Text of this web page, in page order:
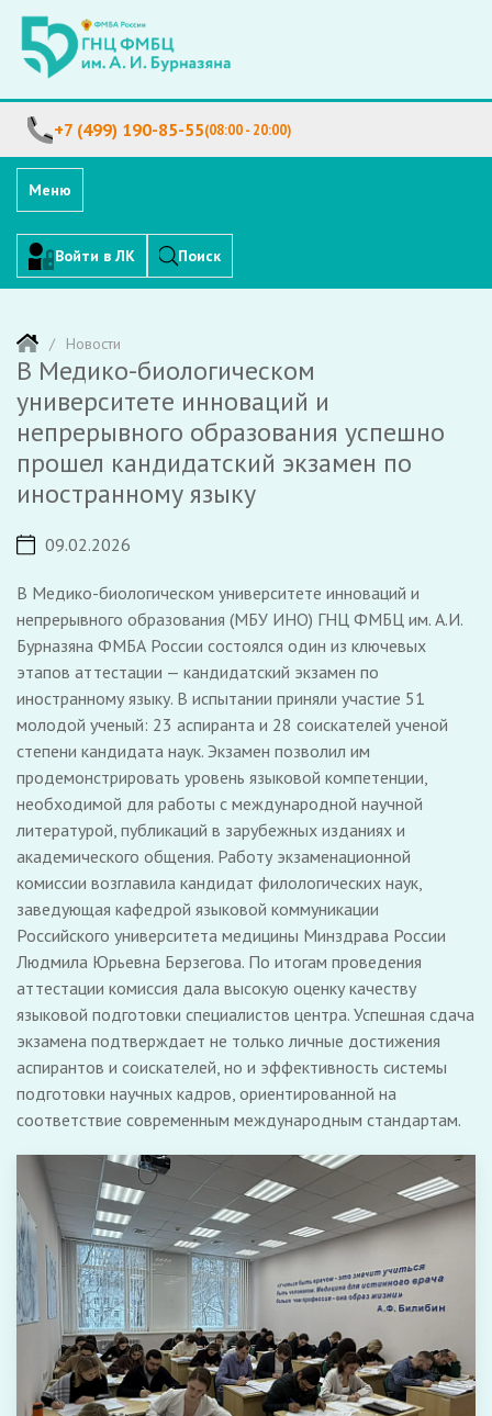
+7 (499) 190-85-55(08:00 - 20:00)
Меню
Войти в ЛК Поиск
Новости
В Медико-биологическом
университете инноваций и
непрерывного образования успешно
прошел кандидатский экзамен по
иностранному языку
09.02.2026
В Медико-биологическом университете инноваций и
непрерывного образования (МБУ ИНО) ГНЦ ФМБЦ им. А.И.
Бурназяна ФМБА России состоялся один из ключевых
этапов аттестации — кандидатский экзамен по
иностранному языку. В испытании приняли участие 51
молодой ученый: 23 аспиранта и 28 соискателей ученой
степени кандидата наук. Экзамен позволил им
продемонстрировать уровень языковой компетенции,
необходимой для работы с международной научной
литературой, публикаций в зарубежных изданиях и
академического общения. Работу экзаменационной
комиссии возглавила кандидат филологических наук,
заведующая кафедрой языковой коммуникации
Российского университета медицины Минздрава России
Людмила Юрьевна Берзегова. По итогам проведения
аттестации комиссия дала высокую оценку качеству
языковой подготовки специалистов центра. Успешная сдача
экзамена подтверждает не только личные достижения
аспирантов и соискателей, но и эффективность системы
подготовки научных кадров, ориентированной на
соответствие современным международным стандартам.